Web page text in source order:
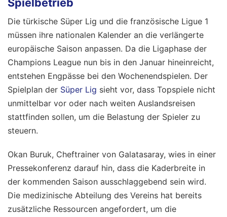
Spielbetrieb
Die türkische Süper Lig und die französische Ligue 1
müssen ihre nationalen Kalender an die verlängerte
europäische Saison anpassen. Da die Ligaphase der
Champions League nun bis in den Januar hineinreicht,
entstehen Engpässe bei den Wochenendspielen. Der
Spielplan der Süper Lig sieht vor, dass Topspiele nicht
unmittelbar vor oder nach weiten Auslandsreisen
stattfinden sollen, um die Belastung der Spieler zu
steuern.
Okan Buruk, Cheftrainer von Galatasaray, wies in einer
Pressekonferenz darauf hin, dass die Kaderbreite in
der kommenden Saison ausschlaggebend sein wird.
Die medizinische Abteilung des Vereins hat bereits
zusätzliche Ressourcen angefordert, um die